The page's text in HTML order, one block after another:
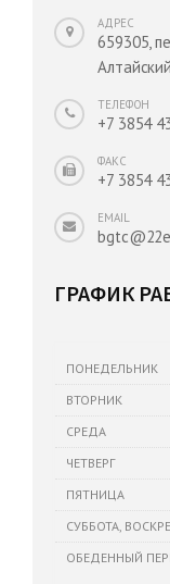
АДРЕС
659305,
ТЕЛЕФОН
+7 3854
ФАКС
+7 3854
EMAIL
ГРАФИК
ПОНЕДЕЛЬНИК
ВТОРНИК
СРЕДА
ЧЕТВЕРГ
ПЯТНИЦА
СУББОТА,
ОБЕДЕННЫЙ